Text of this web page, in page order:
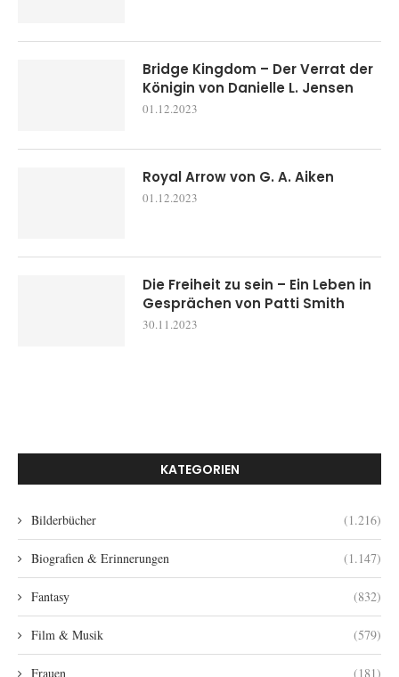
Bridge Kingdom – Der Verrat der
Königin von Danielle L. Jensen
01.12.2023
Royal Arrow von G. A. Aiken
01.12.2023
Die Freiheit zu sein – Ein Leben in
Gesprächen von Patti Smith
30.11.2023
KATEGORIEN
Bilderbücher (1.216)
Biografien & Erinnerungen (1.147)
Fantasy (832)
Film & Musik (579)
Frauen (181)